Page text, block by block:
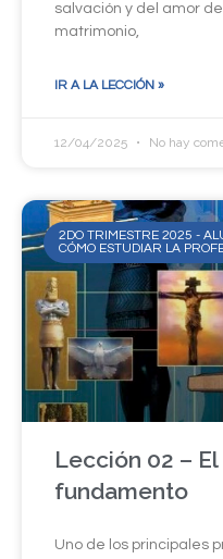
salvación y del amor de
matrimonio,
IR A LA LECCIÓN »
12/04/2025 No hay
2DO TRIMESTRE 2025 -
CÓMO ESTUDIAR LA
Lección 02 –
fundamento
Uno de los principales